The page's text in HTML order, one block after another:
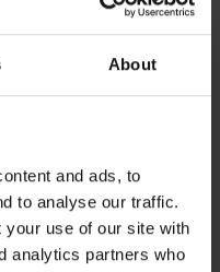
About
and ads, to
to analyse our traffic.
your use of our site with
analytics partners who